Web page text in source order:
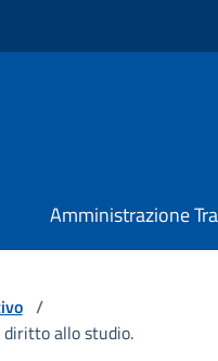
Amministrazione
/
allo studio.